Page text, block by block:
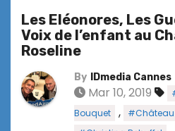
Les Eléonores, Les
Voix de l’enfant au
Roseline
By IDmedia Cannes
Mar 10, 2019
Bouquet
, #Château